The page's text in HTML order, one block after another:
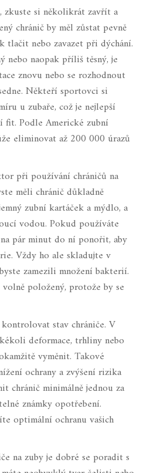
zkuste si několikrát zavřít a
chránič by měl zůstat pevně
tlačit nebo zavazet při dýchání.
nebo naopak příliš těsný, je
znovu nebo se rozhodnout
Někteří sportovci si
u zubaře, což je nejlepší
fit. Podle Americké zubní
eliminovat až 200 000 úrazů
při používání chráničů na
měli chránič důkladně
zubní kartáček a mýdlo, a
vodou. Pokud používáte
pár minut do ní ponořit, aby
Vždy ho ale skladujte v
zamezili množení bakterií.
položený, protože by se
stav chrániče. V
deformace, trhliny nebo
vyměnit. Takové
ochrany a zvýšení rizika
chránič minimálně jednou za
známky opotřebení.
optimální ochranu vašich
na zuby je dobré se poradit s